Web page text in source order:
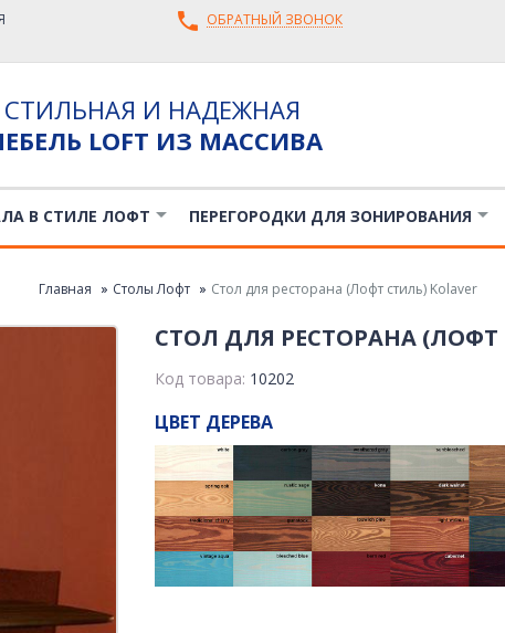
ОБРАТНЫЙ ЗВОНОК
СТИЛЬНАЯ И НАДЕЖНАЯ
LOFT ИЗ МАССИВА
В СТИЛЕ ЛОФТ ПЕРЕГОРОДКИ ДЛЯ ЗОНИРОВАНИЯ
Главная Столы Лофт Стол для ресторана (Лофт стиль) Kolaver
СТОЛ ДЛЯ РЕСТОРАНА (ЛОФТ
Код товара: 10202
ЦВЕТ ДЕРЕВА